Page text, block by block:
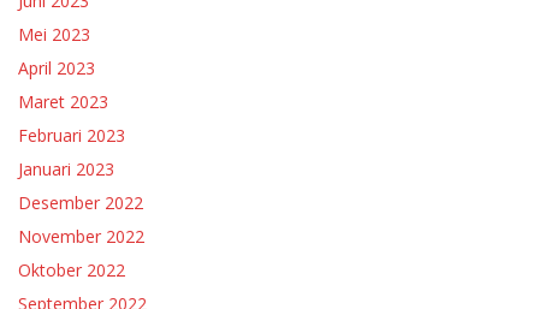
Mei 2023
April 2023
Maret 2023
Februari 2023
Januari 2023
Desember 2022
November 2022
Oktober 2022
September 2022